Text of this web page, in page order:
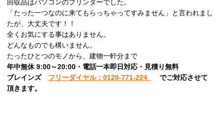
回収品はパソコンのプリンターでした。
「たった一つなのに来てもらっちゃってすみません」と言われまし
たが、大丈夫です！！
全くお気にする事はありません。
どんなものでも構いません。
たったひとつのモノから、建物一軒分まで
年中無休 9:00～20:00・電話一本即日対応・見積り無料
ブレインズ フリーダイヤル：0120-771-224
でご対応させて
頂きます。